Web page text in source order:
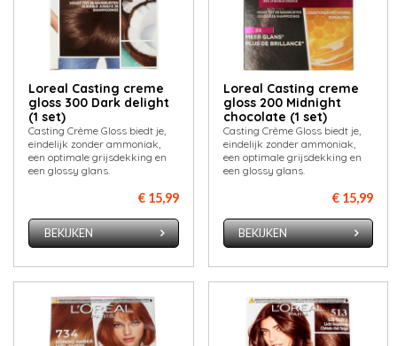
Loreal Casting creme
gloss 300 Dark delight
(1 set)
Casting Crème Gloss biedt je,
eindelijk zonder ammoniak,
een optimale grijsdekking en
een glossy glans.
€ 15,99
BEKIJKEN
Loreal Casting creme
gloss 200 Midnight
chocolate (1 set)
Casting Crème Gloss biedt je,
eindelijk zonder ammoniak,
een optimale grijsdekking en
een glossy glans.
€ 15,99
BEKIJKEN